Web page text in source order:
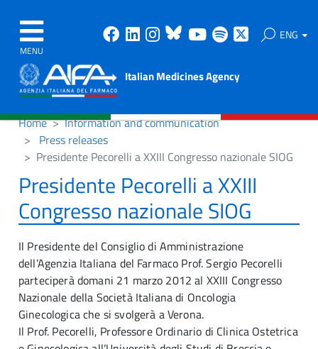
MENU
Facebook
Linkedin
Instagram
Bluesky
Youtube
Spotify ENG
Italian Medicines Agency
Home
Information and communication
Press releases
Presidente Pecorelli a XXIII Congresso nazionale SIOG
Presidente Pecorelli a XXIII
Congresso nazionale SIOG
Il Presidente del Consiglio di Amministrazione
dell’Agenzia Italiana del Farmaco Prof. Sergio Pecorelli
parteciperà domani 21 marzo 2012 al XXIII Congresso
Nazionale della Società Italiana di Oncologia
Ginecologica che si svolgerà a Verona.
Il Prof. Pecorelli, Professore Ordinario di Clinica Ostetrica